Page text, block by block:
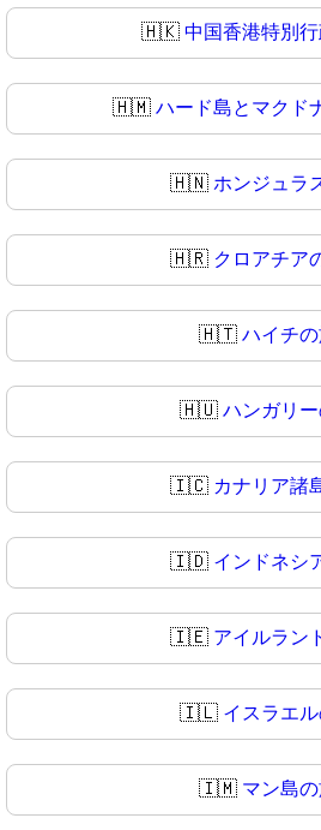
🇭🇰 中国香港特別
🇭🇲 ハード島とマクド
🇭🇳 ホンジュラ
🇭🇷 クロアチア
🇭🇹 ハイチ
🇭🇺 ハンガリ
🇮🇨 カナリア諸
🇮🇩 インドネシ
🇮🇪 アイルラン
🇮🇱 イスラエ
🇮🇲 マン島